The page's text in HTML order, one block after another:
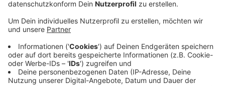
Veröffentlicht:Freitag, 17.12.2021 13:35
Anzeige
So wolle sie "Beeinträchtigungen für die Allgemeinheit